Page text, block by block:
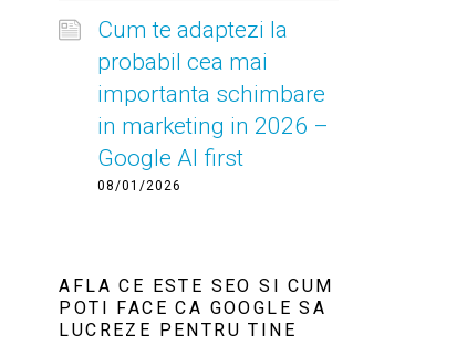
Cum te adaptezi la
probabil cea mai
importanta schimbare
in marketing in 2026 –
Google AI first
08/01/2026
AFLA CE ESTE SEO SI CUM
POTI FACE CA GOOGLE SA
LUCREZE PENTRU TINE